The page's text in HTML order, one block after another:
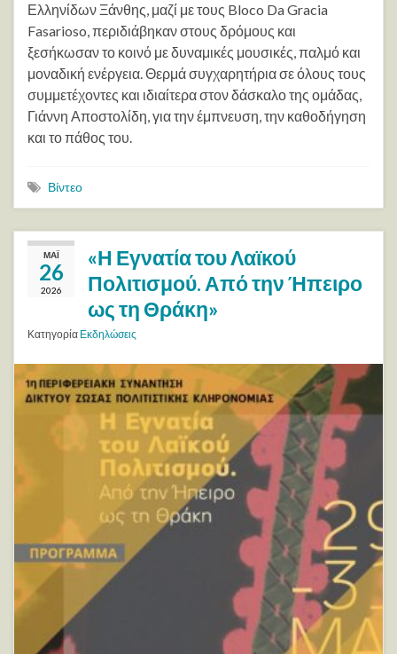
Ελληνίδων Ξάνθης, μαζί με τους Bloco Da Gracia
Fasarioso, περιδιάβηκαν στους δρόμους και
ξεσήκωσαν το κοινό με δυναμικές μουσικές, παλμό και
μοναδική ενέργεια. Θερμά συγχαρητήρια σε όλους τους
συμμετέχοντες και ιδιαίτερα στον δάσκαλο της ομάδας,
Γιάννη Αποστολίδη, για την έμπνευση, την καθοδήγηση
και το πάθος του.
Βίντεο
ΜΆΙ
26
2026
«Η Εγνατία του Λαϊκού
Πολιτισμού. Από την Ήπειρο
ως τη Θράκη»
Κατηγορία Εκδηλώσεις